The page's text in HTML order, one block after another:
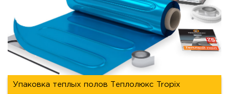
Упаковка теплых полов Теплолюкс Tropix